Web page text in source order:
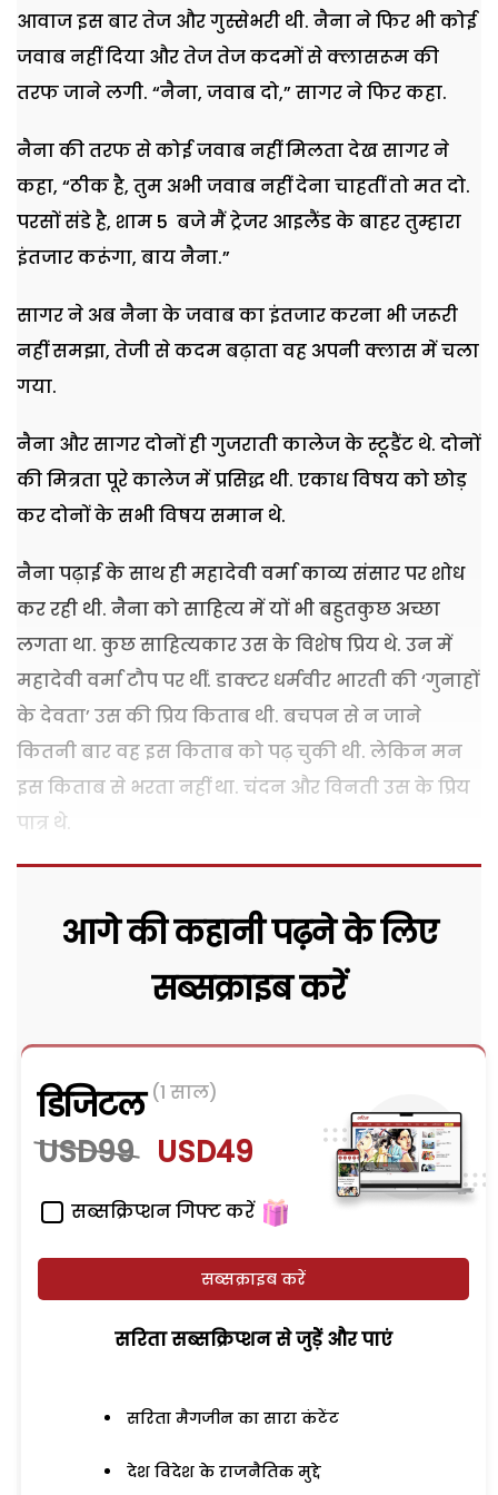
आवाज इस बार तेज और गुस्सेभरी थी. नैना ने फिर भी कोई
जवाब नहीं दिया और तेज तेज कदमों से क्लासरूम की
तरफ जाने लगी. “नैना, जवाब दो,”सागर ने फिर कहा.
नैना की तरफ से कोई जवाब नहीं मिलता देख सागर ने
कहा, “ठीक है, तुम अभी जवाब नहीं देना चाहतीं तो मत दो.
परसों संडे है, शाम 5 बजे मैं ट्रेजर आइलैंड के बाहर तुम्हारा
इंतजार करूंगा, बाय नैना.”
सागर ने अब नैना के जवाब का इंतजार करना भी जरूरी
नहीं समझा, तेजी से कदम बढ़ाता वह अपनी क्लास में चला
गया.
नैना और सागर दोनों ही गुजराती कालेज के स्टूडैंट थे. दोनों
की मित्रता पूरे कालेज में प्रसिद्ध थी. एकाध विषय को छोड़
कर दोनों के सभी विषय समान थे.
नैना पढ़ाई के साथ ही महादेवी वर्मा काव्य संसार पर शोध
कर रही थी. नैना को साहित्य में यों भी बहुतकुछ अच्छा
लगता था. कुछ साहित्यकार उस के विशेष प्रिय थे. उन में
महादेवी वर्मा टौप पर थीं. डाक्टर धर्मवीर भारती की‘गुनाहों
के देवता’उस की प्रिय किताब थी. बचपन से न जाने
कितनी बार वह इस किताब को पढ़ चुकी थी. लेकिन मन
इस किताब से भरता नहीं था. चंदन और विनती उस के प्रिय
पात्र थे.
आगे की कहानी पढ़ने के लिए
सब्सक्राइब करें
डिजिटल (1 साल)
USD99 USD49
सब्सक्रिप्शन गिफ्ट करें
सब्सक्राइब करें
सरिता सब्सक्रिप्शन से जुड़ेें और पाएं
सरिता मैगजीन का सारा कंटेंट
देश विदेश के राजनैतिक मुद्दे